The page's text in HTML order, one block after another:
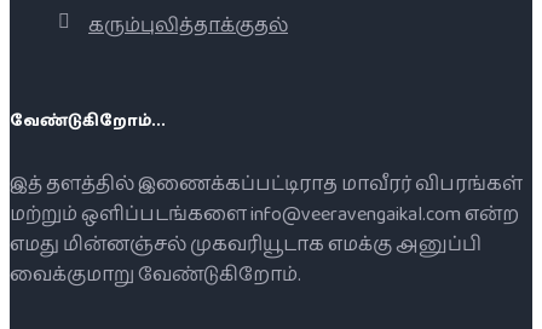
கரும்புலித்தாக்குதல்
வேண்டுகிறோம்...
இத் தளத்தில் இணைக்கப்பட்டிராத மாவீரர் விபரங்கள்
மற்றும் ஒளிப்படங்களை info@veeravengaikal.com என்ற
எமது மின்னஞ்சல் முகவரியூடாக எமக்கு அனுப்பி
வைக்குமாறு வேண்டுகிறோம்.